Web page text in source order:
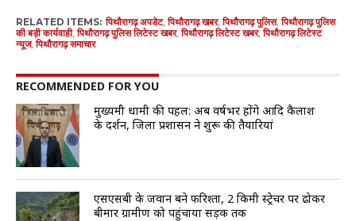
RELATED ITEMS: पिथौरागढ़ अपडेट,पिथौरागढ़ खबर,पिथौरागढ़ पुलिस,पिथौरागढ़ पुलिस
की बड़ी कार्यवाही,पिथौरागढ़ पुलिस लिटेस्ट खबर,पिथौरागढ़ लिटेस्ट खबर,पिथौरागढ़ लिटेस्ट
न्यूज,पिथौरागढ़ समाचार
RECOMMENDED FOR YOU
मुख्यमंत्री धामी की पहल: अब वर्षभर होंगे आदि कैलाश
के दर्शन, जिला प्रशासन ने शुरू की तैयारियां
एसएसबी के जवान बने फरिश्ता, 2 किमी स्ट्रेचर पर ढोकर
बीमार ग्रामीण को पहुंचाया सड़क तक